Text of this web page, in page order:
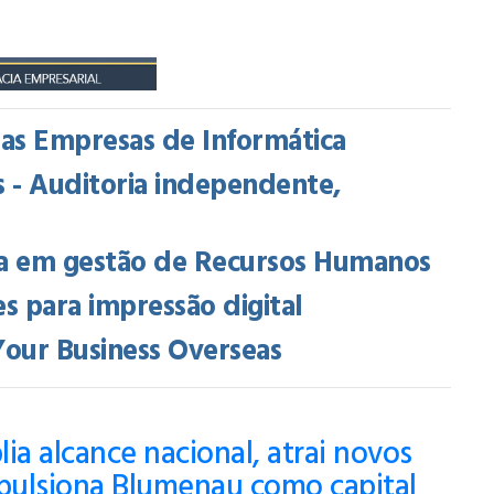
Empresas de Informática
Auditoria independente,
em gestão de Recursos Humanos
para impressão digital
Business Overseas
alcance nacional, atrai novos